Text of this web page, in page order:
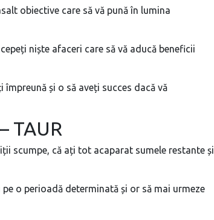
obiective care să vă pună în lumina
niște afaceri care să vă aducă beneficii
și o să aveți succes dacă vă
TAUR
scumpe, că ați tot acaparat sumele restante și
o perioadă determinată și or să mai urmeze